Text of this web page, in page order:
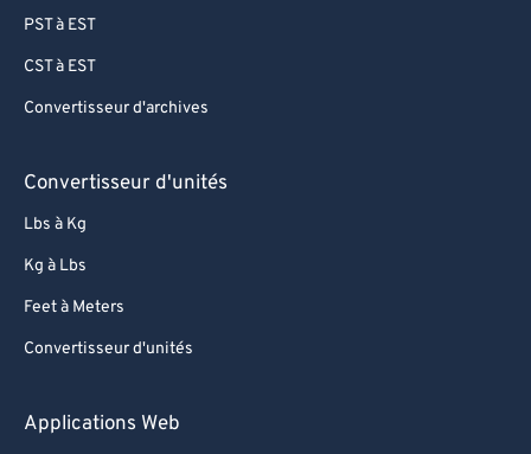
PST à EST
CST à EST
Convertisseur d'archives
Convertisseur d'unités
Lbs à Kg
Kg à Lbs
Feet à Meters
Convertisseur d'unités
Applications Web